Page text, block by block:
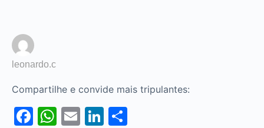
leonardo.c
Compartilhe e convide mais tripulantes:
Facebook
WhatsApp
EmailLinkedIn